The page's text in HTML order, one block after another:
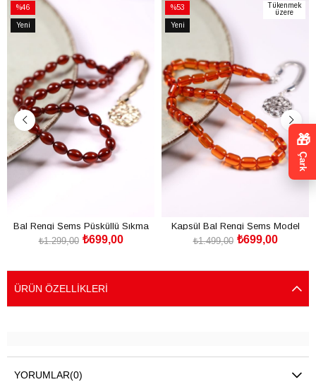
%46
İndirim
Yeni
Bal Rengi Şems Püsküllü Sıkma
Kehribar Tesbih
₺699,00
₺1.299,00
%53
İndirim
Yeni
Tükenmek
üzere
Kapsül Bal Rengi Şems Model
Püskül Ateş Kehribar Tesbih
₺699,00
₺1.499,00
ÜRÜN ÖZELLIKLERI
YORUMLAR(0)
🎁
Çark